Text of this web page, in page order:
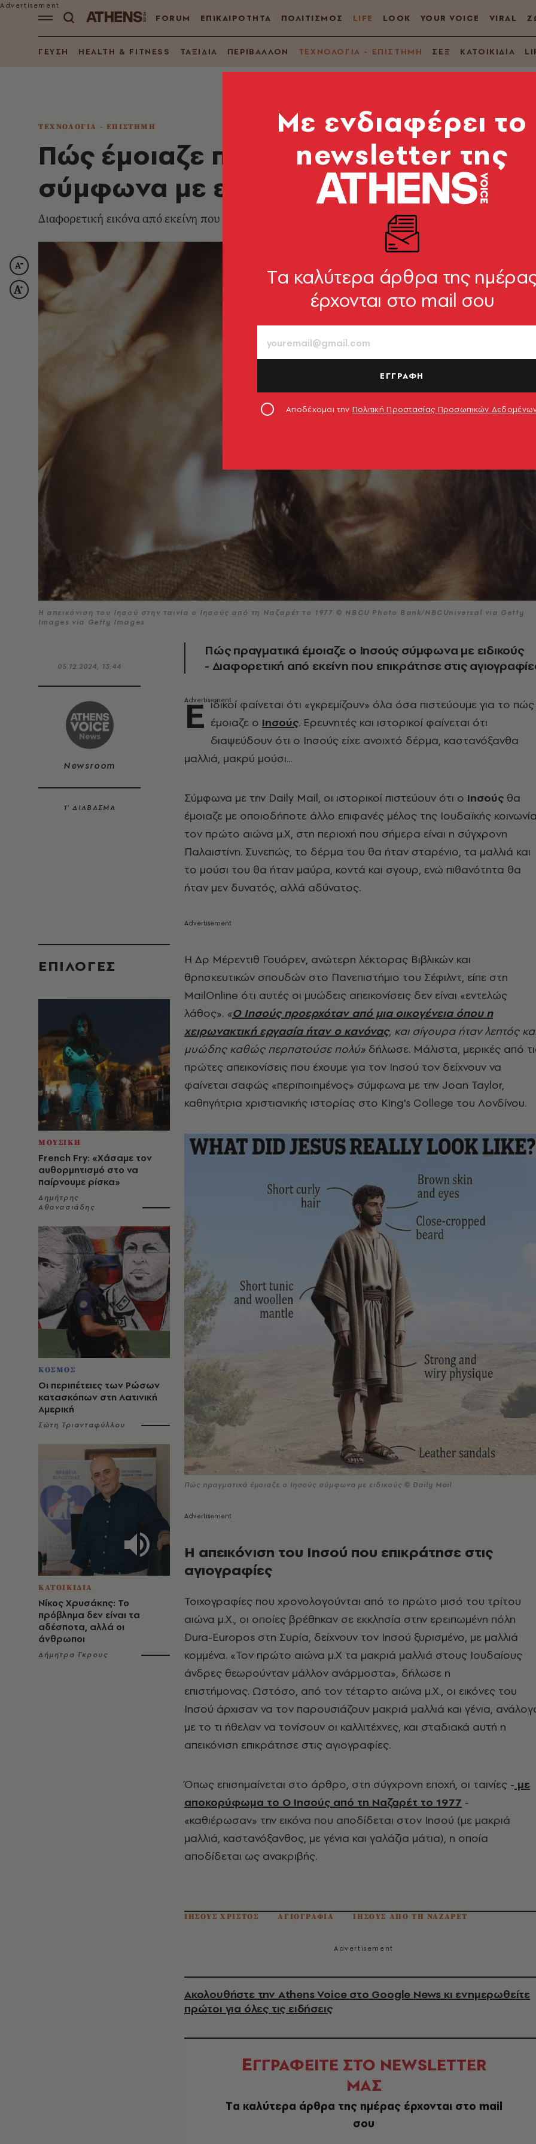
FORUM ΕΠΙΚΑΙΡΟΤΗΤΑ ΠΟΛΙΤΙΣΜΟΣ LIFE LOOK YOUR VOICE VIRAL
ΓΕΥΣΗ HEALTH & FITNESS ΤΑΞΙΔΙΑ ΠΕΡΙΒΑΛΛΟΝ ΤΕΧΝΟΛΟΓΙΑ - ΕΠΙΣΤΗΜΗ ΣΕΞ ΚΑΤΟΙΚΙΔΙΑ
ΤΕΧΝΟΛΟΓΙΑ - ΕΠΙΣΤΗΜΗ
Πώς έμοιαζε πραγματικά ο Ιησούς
σύμφωνα με ειδικούς
Διαφορετική εικόνα από εκείνη που επικράτησε στις αγιογραφίες
Η απεικόνιση του Ιησού στην ταινία ο Ιησούς από τη Ναζαρέτ το 1977 © NBCU Photo Bank/NBCUniversal via Getty
Images via Getty Images
05.12.2024, 13:44
Newsroom
1’ ΔΙΑΒΑΣΜΑ
EΠΙΛΟΓΈΣ
ΜΟΥΣΙΚΗ
French Fry: «Χάσαμε τον
αυθορμητισμό στο να
παίρνουμε ρίσκα»
Δημήτρης
Αθανασιάδης
ΚΟΣΜΟΣ
Οι περιπέτειες των Ρώσων
κατασκόπων στη Λατινική
Αμερική
Σώτη Τριανταφύλλου
ΚΑΤΟΙΚΙΔΙΑ
Νίκος Χρυσάκης: Το
πρόβλημα δεν είναι τα
αδέσποτα, αλλά οι
άνθρωποι
Δήμητρα Γκρους
Πώς πραγματικά έμοιαζε ο Ιησούς σύμφωνα με ειδικούς
- Διαφορετική από εκείνη που επικράτησε στις
Ε ιδικοί φαίνεται ότι «γκρεμίζουν» όλα όσα πιστεύουμε για το πώς
έμοιαζε ο Ιησούς. Ερευνητές και ιστορικοί φαίνεται ότι
διαψεύδουν ότι ο Ιησούς είχε ανοιχτό δέρμα, καστανόξανθα
μαλλιά, μακρύ μούσι...
Σύμφωνα με την Daily Mail, οι ιστορικοί πιστεύουν ότι ο Ιησούς θα
έμοιαζε με οποιοδήποτε άλλο επιφανές μέλος της Ιουδαϊκής
τον πρώτο αιώνα μ.Χ, στη περιοχή που σήμερα είναι η σύγχρονη
Παλαιστίνη. Συνεπώς, το δέρμα του θα ήταν σταρένιο, τα μαλλιά και
το μούσι του θα ήταν μαύρα, κοντά και σγουρ, ενώ πιθανότητα θα
ήταν μεν δυνατός, αλλά αδύνατος.
Η Δρ Μέρεντιθ Γουόρεν, ανώτερη λέκτορας Βιβλικών και
θρησκευτικών σπουδών στο Πανεπιστήμιο του Σέφιλντ, είπε στη
MailOnline ότι αυτές οι μυώδεις απεικονίσεις δεν είναι «εντελώς
λάθος». «Ο Ιησούς προερχόταν από μια οικογένεια όπου η
χειρωνακτική εργασία ήταν ο κανόνας, και σίγουρα ήταν λεπτός
μυώδης καθώς περπατούσε πολύ» δήλωσε. Μάλιστα, μερικές από
πρώτες απεικονίσεις που έχουμε για τον Ιησού τον δείχνουν να
φαίνεται σαφώς «περιποιημένος» σύμφωνα με την Joan Taylor,
καθηγήτρια χριστιανικής ιστορίας στο King's College του Λονδίνου.
Πώς πραγματικά έμοιαζε ο Ιησούς σύμφωνα με ειδικούς © Daily Mail
Η απεικόνιση του Ιησού που επικράτησε στις
αγιογραφίες
Τοιχογραφίες που χρονολογούνται από το πρώτο μισό του τρίτου
αιώνα μ.Χ., οι οποίες βρέθηκαν σε εκκλησία στην ερειπωμένη πόλη
Dura-Europos στη Συρία, δείχνουν τον Ιησού ξυρισμένο, με μαλλιά
κομμένα. «Τον πρώτο αιώνα μ.Χ τα μακριά μαλλιά στους Ιουδαίους
άνδρες θεωρούνταν μάλλον ανάρμοστα», δήλωσε η
επιστήμονας. Ωστόσο, από τον τέταρτο αιώνα μ.Χ., οι εικόνες του
Ιησού άρχισαν να τον παρουσιάζουν μακριά μαλλιά και γένια,
με το τι ήθελαν να τονίσουν οι καλλιτέχνες, και σταδιακά αυτή η
απεικόνιση επικράτησε στις αγιογραφίες.
Όπως επισημαίνεται στο άρθρο, στη σύγχρονη εποχή, οι ταινίες - με
αποκορύφωμα το Ο Ιησούς από τη Ναζαρέτ το 1977 -
«καθιέρωσαν» την εικόνα που αποδίδεται στον Ιησού (με μακριά
μαλλιά, καστανόξανθος, με γένια και γαλάζια μάτια), η οποία
αποδίδεται ως ανακριβής.
ΙΗΣΟΥΣ ΧΡΙΣΤΟΣ ΑΓΙΟΓΡΑΦΙΑ ΙΗΣΟΥΣ ΑΠΟ ΤΗ ΝΑΖΑΡΕΤ
Ακολουθήστε την Athens Voice στο Google News κι ενημερωθείτε
πρώτοι για όλες τις ειδήσεις
ΕΓΓΡΑΦΕΙΤΕ ΣΤΟ NEWSLETTER
ΜΑΣ
Tα καλύτερα άρθρα της ημέρας έρχονται στο mail
σου
Mε ενδιαφέρει το
newsletter της
Tα καλύτερα άρθρα της
έρχονται στο mail σου
ΕΓΓΡΑΦΗ
Αποδέχομαι την Πολιτική Προστασίας Προσωπικών